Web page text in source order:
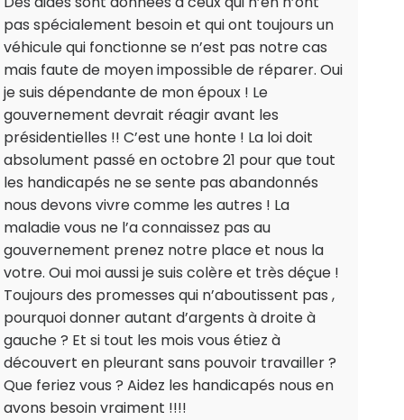
pas spécialement besoin et qui ont toujours un
véhicule qui fonctionne se n’est pas notre cas
mais faute de moyen impossible de réparer. Oui
je suis dépendante de mon époux ! Le
gouvernement devrait réagir avant les
présidentielles !! C’est une honte ! La loi doit
absolument passé en octobre 21 pour que tout
les handicapés ne se sente pas abandonnés
nous devons vivre comme les autres ! La
maladie vous ne l’a connaissez pas au
gouvernement prenez notre place et nous la
votre. Oui moi aussi je suis colère et très déçue !
Toujours des promesses qui n’aboutissent pas ,
pourquoi donner autant d’argents à droite à
gauche ? Et si tout les mois vous étiez à
découvert en pleurant sans pouvoir travailler ?
Que feriez vous ? Aidez les handicapés nous en
avons besoin vraiment !!!!